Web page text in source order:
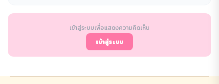
เข้าสู่ระบบเพื่อแสดงความคิดเห็น
เข้าสู่ระบบ